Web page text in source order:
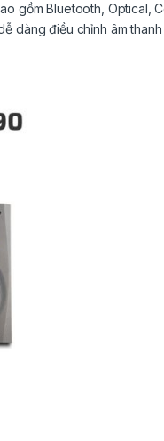
gồm Bluetooth, Optical,
dàng điều chỉnh âm thanh